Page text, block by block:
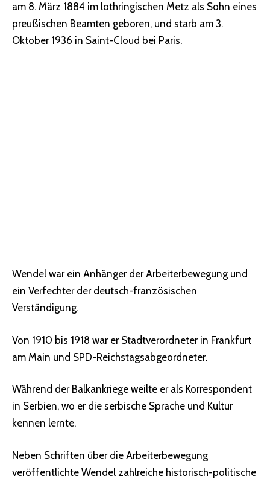
am 8. März 1884 im lothringischen Metz als Sohn eines
preußischen Beamten geboren, und starb am 3.
Oktober 1936 in Saint-Cloud bei Paris.
Wendel war ein Anhänger der Arbeiterbewegung und
ein Verfechter der deutsch-französischen
Verständigung.
Von 1910 bis 1918 war er Stadtverordneter in Frankfurt
am Main und SPD-Reichstagsabgeordneter.
Während der Balkankriege weilte er als Korrespondent
in Serbien, wo er die serbische Sprache und Kultur
kennen lernte.
Neben Schriften über die Arbeiterbewegung
veröffentlichte Wendel zahlreiche historisch-politische